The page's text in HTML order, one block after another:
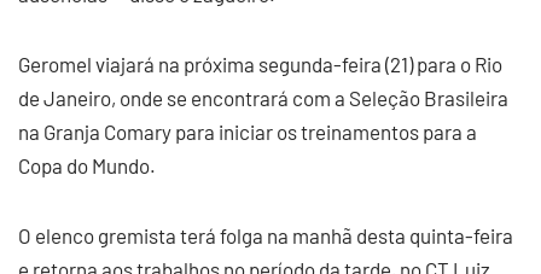
Geromel viajará na próxima segunda-feira (21) para o Rio
de Janeiro, onde se encontrará com a Seleção Brasileira
na Granja Comary para iniciar os treinamentos para a
Copa do Mundo.
O elenco gremista terá folga na manhã desta quinta-feira
e retorna aos trabalhos no período da tarde, no CT Luiz